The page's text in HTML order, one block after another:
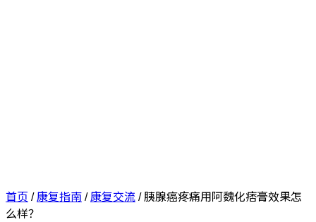
首页 /康复指南/康复交流/胰腺癌疼痛用阿魏化痞膏效果怎
么样？